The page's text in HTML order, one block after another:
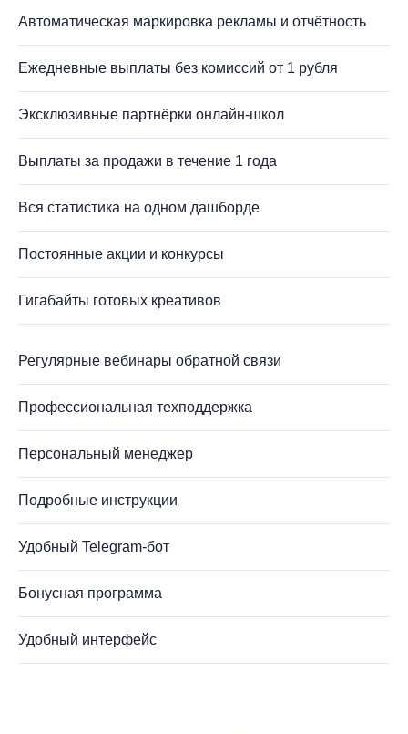
Автоматическая маркировка рекламы и отчётность
Ежедневные выплаты без комиссий от 1 рубля
Эксклюзивные партнёрки онлайн-школ
Выплаты за продажи в течение 1 года
Вся статистика на одном дашборде
Постоянные акции и конкурсы
Гигабайты готовых креативов
Регулярные вебинары обратной связи
Профессиональная техподдержка
Персональный менеджер
Подробные инструкции
Удобный Telegram-бот
Бонусная программа
Удобный интерфейс